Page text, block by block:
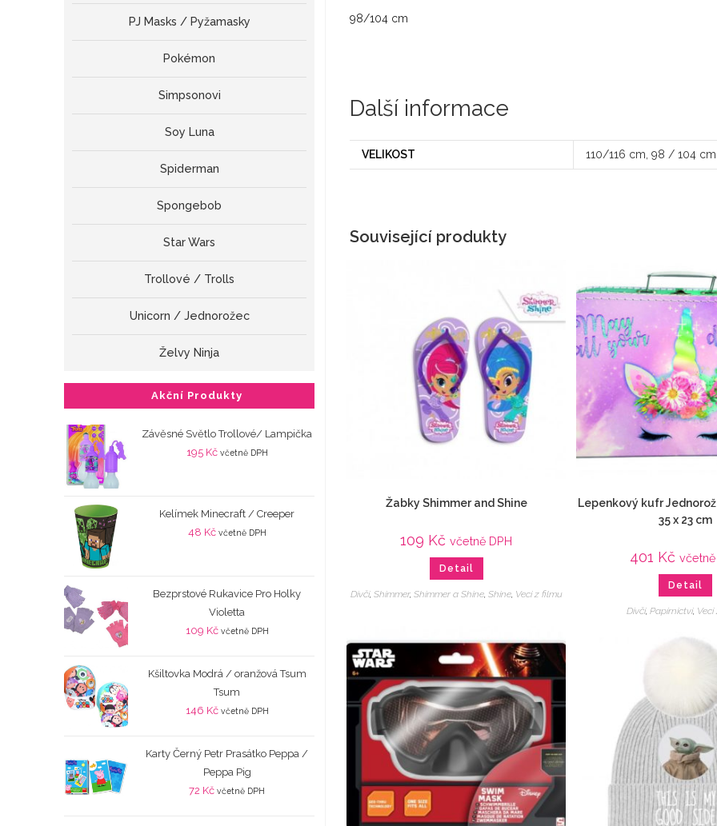
98/104 cm
Další informace
VELIKOST 110/116 cm, 98 / 104 cm
Související produkty
Žabky Shimmer and Shine
109 Kč včetně DPH
Detail
Dívčí, Shimmer, Shimmer a Shine, Shine, Veci z filmu
Lepenkový kufr
35 x 23 cm
401 Kč včetně
Detail
Dívčí,Papírnictví,
PJ Masks / Pyžamasky
Pokémon
Simpsonovi
Soy Luna
Spiderman
Spongebob
Star Wars
Trollové / Trolls
Unicorn / Jednorožec
Želvy Ninja
Akční Produkty
Závěsné Světlo Trollové/ Lampička
195 Kč včetně DPH
Kelímek Minecraft / Creeper
48 Kč včetně DPH
Bezprstové Rukavice Pro Holky
Violetta
109 Kč včetně DPH
Kšiltovka Modrá / oranžová Tsum
Tsum
146 Kč včetně DPH
Karty Černý Petr Prasátko Peppa /
Peppa Pig
72 Kč včetně DPH